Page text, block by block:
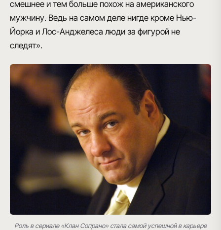
смешнее и тем больше похож на американского
мужчину. Ведь на самом деле нигде кроме Нью-
Йорка и Лос-Анджелеса люди за фигурой не
следят».
Роль в сериале «Клан Сопрано» стала самой успешной в карьере